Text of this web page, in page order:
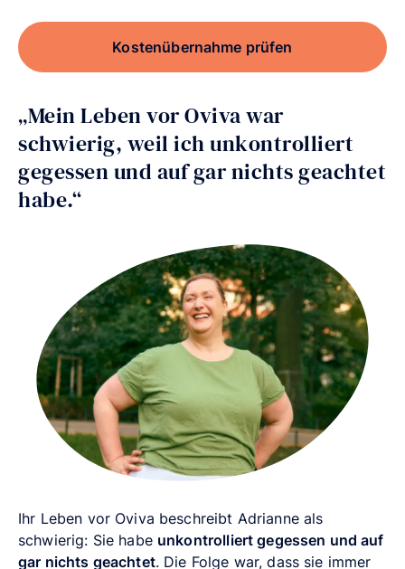
Kostenübernahme prüfen
„Mein Leben vor Oviva war
schwierig, weil ich unkontrolliert
gegessen und auf gar nichts geachtet
habe.“
Ihr Leben vor Oviva beschreibt Adrianne als
schwierig: Sie habe unkontrolliert gegessen und auf
gar nichts geachtet. Die Folge war, dass sie immer